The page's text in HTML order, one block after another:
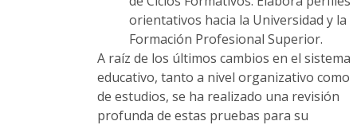
orientativos hacia la Universidad y la
Formación Profesional Superior.
A raíz de los últimos cambios en el sistema
educativo, tanto a nivel organizativo como
de estudios, se ha realizado una revisión
profunda de estas pruebas para su